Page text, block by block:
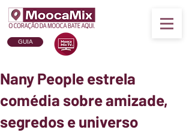
GUIA
Nany People estrela
comédia sobre amizade,
segredos e universo